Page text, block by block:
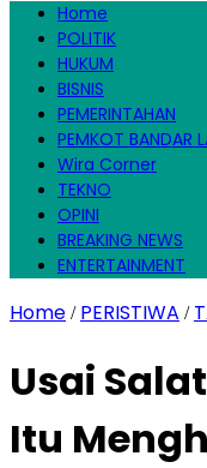
Home
POLITIK
HUKUM
BISNIS
PEMERINTAHAN
PEMKOT BANDAR
Wira Corner
TEKNO
OPINI
BREAKING NEWS
ENTERTAINMENT
Home / PERISTIWA /
Usai
Itu